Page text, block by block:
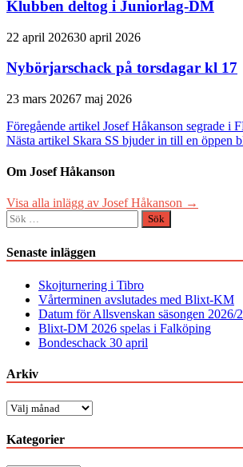
Klubben deltog i Juniorlag-DM
22 april 202630 april 2026
Nybörjarschack på torsdagar kl 17
23 mars 20267 maj 2026
Inläggsnavigering
Föregående artikel Josef Håkanson segrade i
Nästa artikel Skara SS bjuder in till en öppen
Om Josef Håkanson
Visa alla inlägg av Josef Håkanson →
Sök
efter:
Senaste inläggen
Skojturnering i Tibro
Vårterminen avslutades med Blixt-KM
Datum för Allsvenskan säsongen 2026/
Blixt-DM 2026 spelas i Falköping
Bondeschack 30 april
Arkiv
Arkiv
Kategorier